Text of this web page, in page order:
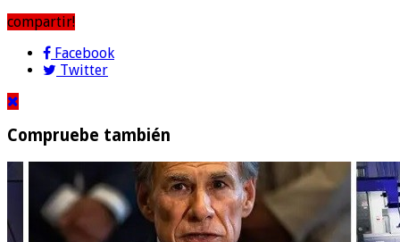
compartir!
Facebook
Twitter
Compruebe también